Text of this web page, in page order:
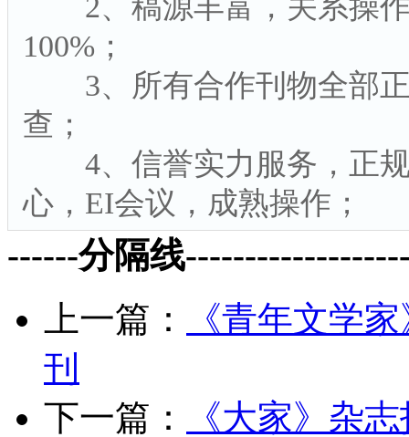
100%；
3、所有合作刊物全部正
查；
4、信誉实力服务，正规
心，EI会议，成熟操作；
------分隔线
上一篇：
《青年文学
刊
下一篇：
《大家》杂